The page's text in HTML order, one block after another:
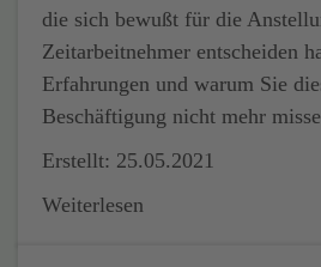
die sich bewußt für die
Zeitarbeitnehmer entscheiden
Erfahrungen und warum Sie
Beschäftigung nicht mehr
Erstellt: 25.05.2021
Weiterlesen